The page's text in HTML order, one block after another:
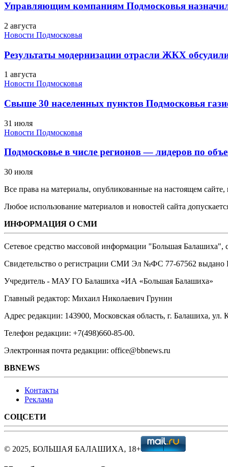
Управляющим компаниям Подмосковья
2 августа
Новости Подмосковья
Результаты модернизации отрасли ЖКХ
1 августа
Новости Подмосковья
Свыше 30 населенных пунктов Подмосковья
31 июля
Новости Подмосковья
Подмосковье в числе регионов — лидеров по
30 июля
Все права на материалы, опубликованные на настоящем
Любое использование материалов и новостей сайта
ИНФОРМАЦИЯ О СМИ
Сетевое средство массовой информации "Большая Балашиха",
Свидетельство о регистрации СМИ Эл №ФС ‎77-67562 выдано
Учредитель - МАУ ГО Балашиха «ИА «Большая Балашиха»
Главный редактор: Михаил Николаевич Грунин
Адрес редакции: 143900, Московская область, г. Балашиха, ул.
Телефон редакции: +7(498)660-85-00.
Электронная почта редакции: office@bbnews.ru
BBNEWS
Контакты
Реклама
СОЦСЕТИ
© 2025, БОЛЬШАЯ БАЛАШИХА, 18+